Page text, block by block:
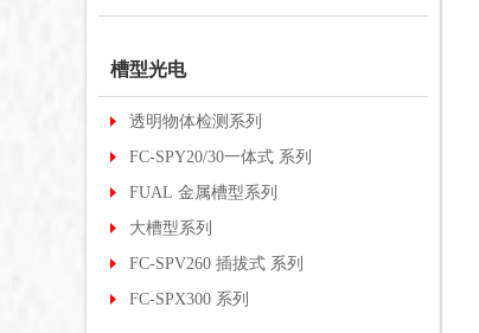
槽型光电
透明物体检测系列
FC-SPY20/30一体式 系列
FUAL 金属槽型系列
大槽型系列
FC-SPV260 插拔式 系列
FC-SPX300 系列